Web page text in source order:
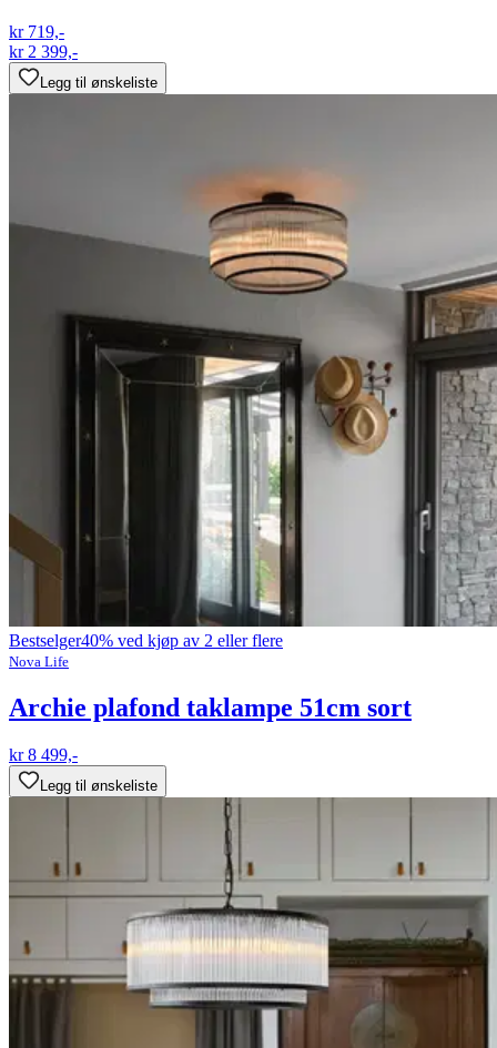
kr 719,-
kr 2 399,-
Legg til ønskeliste
Bestselger40% ved kjøp av 2 eller flere
Nova Life
Archie plafond taklampe 51cm sort
kr 8 499,-
Legg til ønskeliste